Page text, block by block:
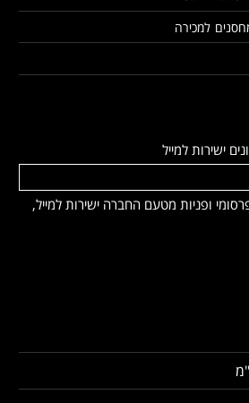
למכירה
ישירות למייל
ופניות מטעם החברה ישירות למייל,